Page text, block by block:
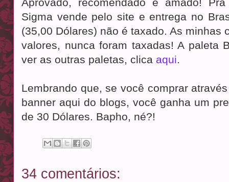
Sigma vende pelo site e entrega no
(35,00 Dólares) não é taxado. As minhas
valores, nunca foram taxadas! A paleta
ver as outras paletas, clica aqui
Lembrando que, se você comprar
banner aqui do blogs, você ganha um
de 30 Dólares. Bapho, né?!
34 comentários: